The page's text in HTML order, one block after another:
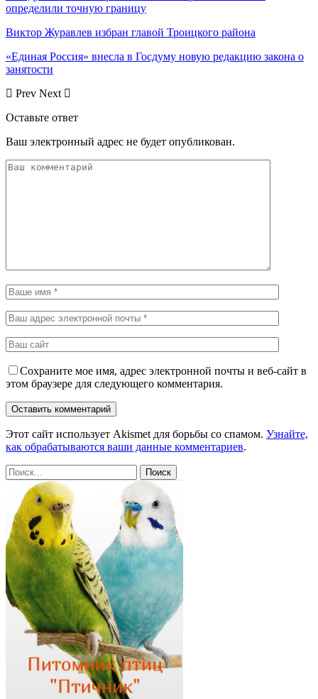
определили точную границу
Виктор Журавлев избран главой Троицкого района
«Единая Россия» внесла в Госдуму новую редакцию закона о
занятости
Prev Next
Оставьте ответ
Ваш электронный адрес не будет опубликован.
Сохраните мое имя, адрес электронной почты и веб-сайт в
этом браузере для следующего комментария.
Этот сайт использует Akismet для борьбы со спамом. Узнайте,
как обрабатываются ваши данные комментариев.